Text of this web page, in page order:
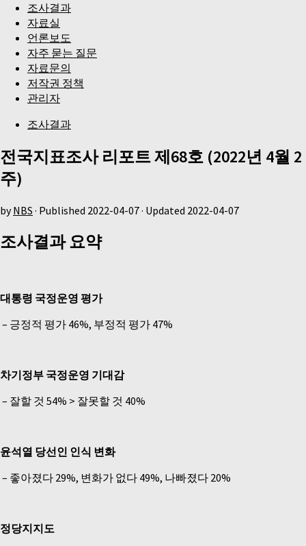
조사결과
자료실
언론보도
자주 묻는 질문
자료문의
저작권 정책
관리자
조사결과
전국지표조사 리포트 제68호 (2022년 4월 2
주)
byNBS · Published 2022-04-07· Updated 2022-04-07
조사결과 요약
대통령 국정운영 평가
– 긍정적 평가 46%, 부정적 평가 47%
차기정부 국정운영 기대감
– 잘할 것 54% > 잘못할 것 40%
윤석열 당선인 인식 변화
– 좋아졌다 29%, 변화가 없다 49%, 나빠졌다 20%
정당지지도